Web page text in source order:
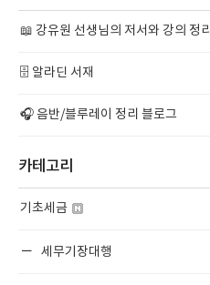
📖 강유원 선생님의 저서와 강의 정리
🗄️ 알라딘 서재
🎧 음반/블루레이 정리 블로그
카테고리
기초세금
세무기장대행